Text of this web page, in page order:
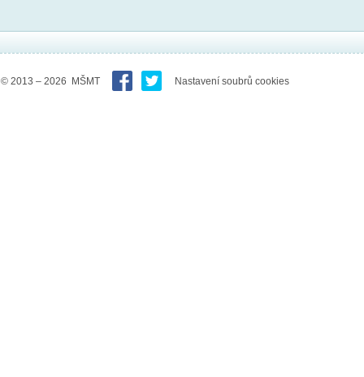
© 2013 – 2026 MŠMT Nastavení soubrů cookies